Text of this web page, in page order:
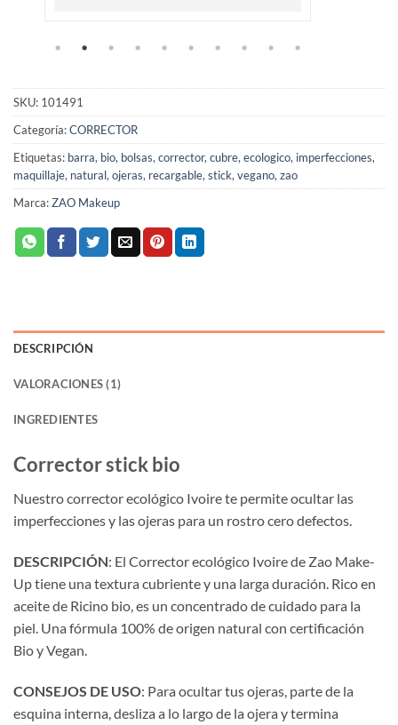
SKU: 101491
Categoría:CORRECTOR
Etiquetas: barra, bio, bolsas,corrector,cubre,ecologico, imperfecciones,
maquillaje, natural,ojeras, recargable,stick,vegano,zao
Marca:ZAO Makeup
DESCRIPCIÓN
VALORACIONES (1)
INGREDIENTES
Corrector stick bio
Nuestro corrector ecológico Ivoire te permite ocultar las
imperfecciones y las ojeras para un rostro cero defectos.
DESCRIPCIÓN: El Corrector ecológico Ivoire de Zao Make-
Up tiene una textura cubriente y una larga duración. Rico en
aceite de Ricino bio, es un concentrado de cuidado para la
piel. Una fórmula 100% de origen natural con certificación
Bio y Vegan.
CONSEJOS DE USO: Para ocultar tus ojeras, parte de la
esquina interna, desliza a lo largo de la ojera y termina